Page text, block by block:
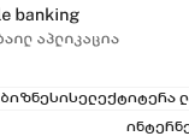
ბიზნესისელექტიტერა